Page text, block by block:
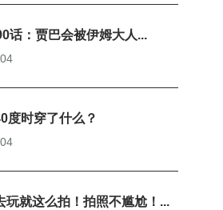
话：贾巴会被伊姆大人...
度时穿了什么？
玩就这么拍！拍照不尴尬！...